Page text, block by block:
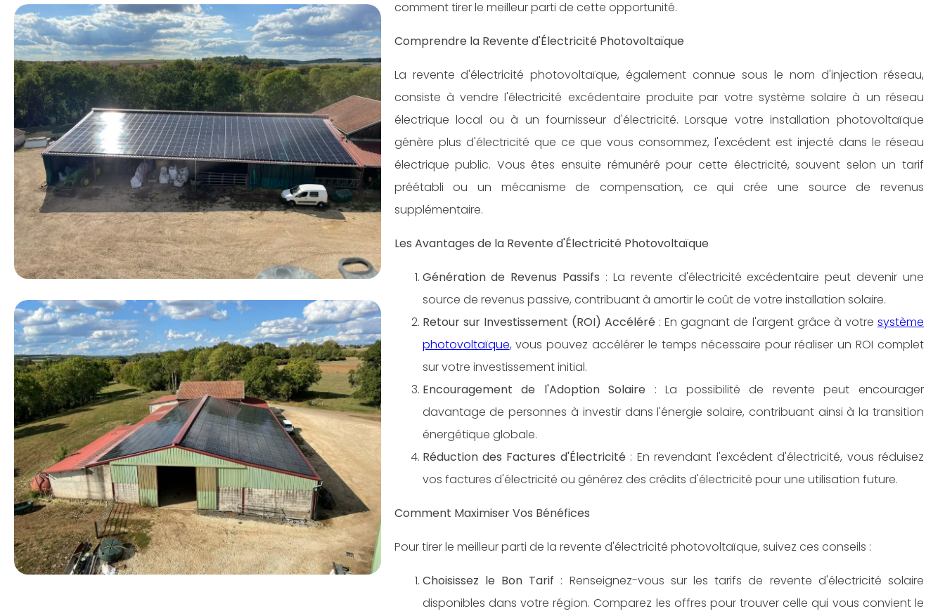
comment tirer le meilleur parti de cette opportunité.
Comprendre la Revente d'Électricité Photovoltaïque
La revente d'électricité photovoltaïque, également connue sous le nom d'injection réseau,
consiste à vendre l'électricité excédentaire produite par votre système solaire à un réseau
électrique local ou à un fournisseur d'électricité. Lorsque votre installation photovoltaïque
génère plus d'électricité que ce que vous consommez, l'excédent est injecté dans le réseau
électrique public. Vous êtes ensuite rémunéré pour cette électricité, souvent selon un tarif
préétabli ou un mécanisme de compensation, ce qui crée une source de revenus
supplémentaire.
Les Avantages de la Revente d'Électricité Photovoltaïque
Génération de Revenus Passifs : La revente d'électricité excédentaire peut devenir une
source de revenus passive, contribuant à amortir le coût de votre installation solaire.
Retour sur Investissement (ROI) Accéléré : En gagnant de l'argent grâce à votre système
photovoltaïque, vous pouvez accélérer le temps nécessaire pour réaliser un ROI complet
sur votre investissement initial.
Encouragement de l'Adoption Solaire : La possibilité de revente peut encourager
davantage de personnes à investir dans l'énergie solaire, contribuant ainsi à la transition
énergétique globale.
Réduction des Factures d'Électricité : En revendant l'excédent d'électricité, vous réduisez
vos factures d'électricité ou générez des crédits d'électricité pour une utilisation future.
Comment Maximiser Vos Bénéfices
Pour tirer le meilleur parti de la revente d'électricité photovoltaïque, suivez ces conseils :
Choisissez le Bon Tarif : Renseignez-vous sur les tarifs de revente d'électricité solaire
disponibles dans votre région. Comparez les offres pour trouver celle qui vous convient le